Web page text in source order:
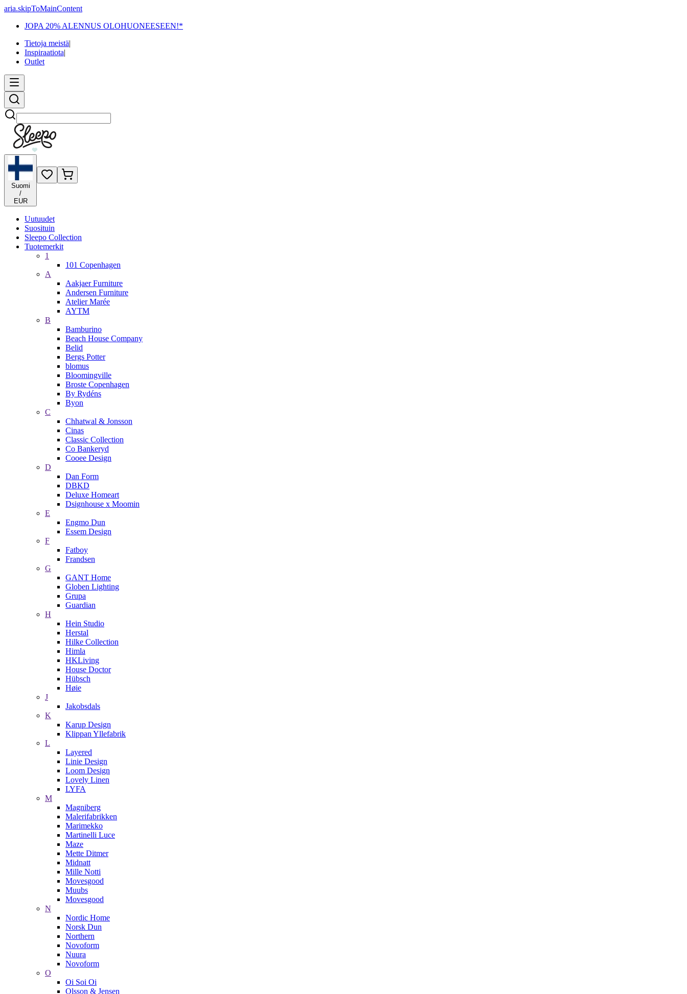
aria.skipToMainContent
JOPA 20% ALENNUS OLOHUONEESEEN!*
Tietoja meistä|
Inspiraatiota|
Outlet
Etsi
Suomi
/
EUR
Uutuudet
Suosituin
Sleepo Collection
Tuotemerkit
1
101 Copenhagen
A
Aakjaer Furniture
Andersen Furniture
Atelier Marée
AYTM
B
Bamburino
Beach House Company
Belid
Bergs Potter
blomus
Bloomingville
Broste Copenhagen
By Rydéns
Byon
C
Chhatwal & Jonsson
Cinas
Classic Collection
Co Bankeryd
Cooee Design
D
Dan Form
DBKD
Deluxe Homeart
Dsignhouse x Moomin
E
Engmo Dun
Essem Design
F
Fatboy
Frandsen
G
GANT Home
Globen Lighting
Grupa
Guardian
H
Hein Studio
Herstal
Hilke Collection
Himla
HKLiving
House Doctor
Hübsch
Høie
J
Jakobsdals
K
Karup Design
Klippan Yllefabrik
L
Layered
Linie Design
Loom Design
Lovely Linen
LYFA
M
Magniberg
Malerifabrikken
Marimekko
Martinelli Luce
Maze
Mette Ditmer
Midnatt
Mille Notti
Movesgood
Muubs
Movesgood
N
Nordic Home
Norsk Dun
Northern
Novoform
Nuura
Novoform
O
Oi Soi Oi
Olsson & Jensen